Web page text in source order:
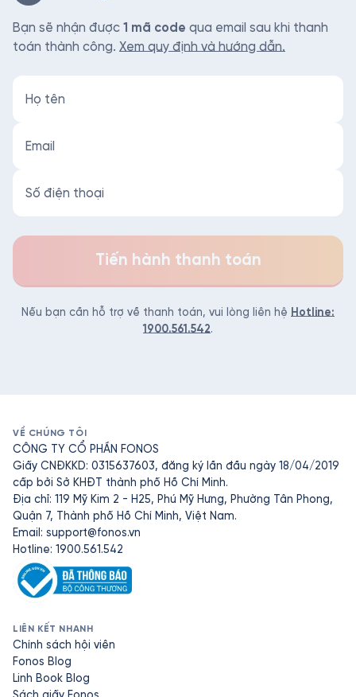
Bạn sẽ nhận được 1 mã code qua email sau khi thanh
toán thành công. Xem quy định và hướng dẫn.
Tiến hành thanh toán
Nếu bạn cần hỗ trợ về thanh toán, vui lòng liên hệ Hotline:
1900.561.542.
VỀ CHÚNG TÔI
CÔNG TY CỔ PHẦN FONOS
Giấy CNĐKKD: 0315637603, đăng ký lần đầu ngày 18/04/2019
cấp bởi Sở KHĐT thành phố Hồ Chí Minh.
Địa chỉ: 119 Mỹ Kim 2 - H25, Phú Mỹ Hưng, Phường Tân Phong,
Quận 7, Thành phố Hồ Chí Minh, Việt Nam.
Email: support@fonos.vn
Hotline: 1900.561.542
LIÊN KẾT NHANH
Chính sách hội viên
Fonos Blog
Linh Book Blog